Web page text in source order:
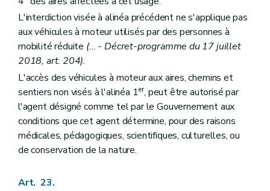
L'interdiction visée à alinéa précédent ne s'applique pas
aux véhicules à moteur utilisés par des personnes à
mobilité réduite (… - Décret-programme du 17 juillet
2018, art. 204).
L'accès des véhicules à moteur aux aires, chemins et
sentiers non visés à l'alinéa 1er, peut être autorisé par
l'agent désigné comme tel par le Gouvernement aux
conditions que cet agent détermine, pour des raisons
médicales, pédagogiques, scientifiques, culturelles, ou
de conservation de la nature.
Art. 23.